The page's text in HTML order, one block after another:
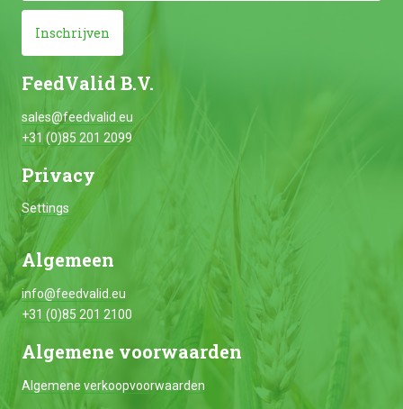
Inschrijven
FeedValid B.V.
sales@feedvalid.eu
+31 (0)85 201 2099
Privacy
Settings
Algemeen
info@feedvalid.eu
+31 (0)85 201 2100
Algemene voorwaarden
Algemene verkoopvoorwaarden